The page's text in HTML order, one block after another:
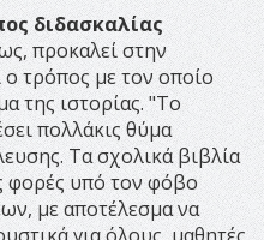
διδασκαλίας
προκαλεί στην
ο τρόπος με τον οποίο
της ιστορίας. "Το
πολλάκις θύμα
Τα σχολικά βιβλία
φορές υπό τον φόβο
με αποτέλεσμα να